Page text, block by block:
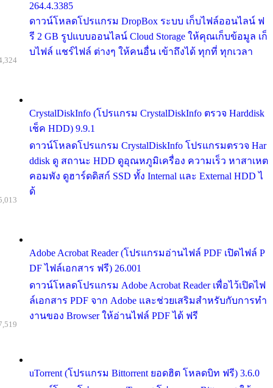
264.4.3385
ดาวน์โหลดโปรแกรม DropBox ระบบ เก็บไฟล์ออนไลน์ ฟ
รี 2 GB รูปแบบออนไลน์ Cloud Storage ให้คุณเก็บข้อมูล เก็
บไฟล์ แชร์ไฟล์ ต่างๆ ให้คนอื่น เข้าถึงได้ ทุกที่ ทุกเวลา
CrystalDiskInfo (โปรแกรม CrystalDiskInfo ตรวจ Harddisk
เช็ค HDD) 9.9.1
ดาวน์โหลดโปรแกรม CrystalDiskInfo โปรแกรมตรวจ Har
ddisk ดู สถานะ HDD ดูอุณหภูมิเครื่อง ความเร็ว หาสาเหต
คอมพัง ดูฮาร์ดดิสก์ SSD ทั้ง Internal และ External HDD ไ
ด้
Adobe Acrobat Reader (โปรแกรมอ่านไฟล์ PDF เปิดไฟล์ P
DF ไฟล์เอกสาร ฟรี) 26.001
ดาวน์โหลดโปรแกรม Adobe Acrobat Reader เพื่อไว้เปิดไฟ
ล์เอกสาร PDF จาก Adobe และช่วยเสริมสำหรับกับการทำ
งานของ Browser ให้อ่านไฟล์ PDF ได้ ฟรี
uTorrent (โปรแกรม Bittorrent ยอดฮิต โหลดบิท ฟรี) 3.6.0